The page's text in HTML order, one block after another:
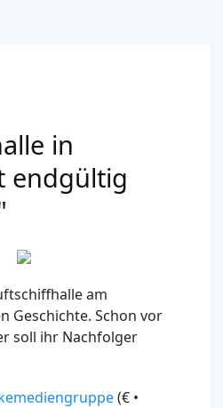
in
endgültig
am
Geschichte. Schon vor
soll ihr Nachfolger
(€ •